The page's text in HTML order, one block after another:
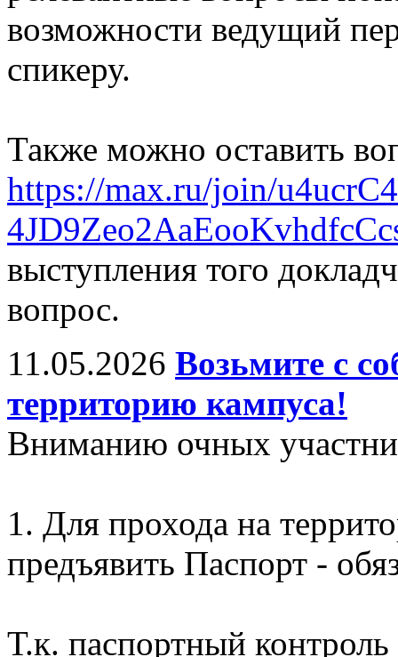
возможности ведущий
спикеру.
Также можно оставить
https://max.ru/join/
выступления того
вопрос.
11.05.2026 Возьмите с
территорию кампуса!
Вниманию очных
1. Для прохода на
предъявить Паспорт -
Т.к. паспортный